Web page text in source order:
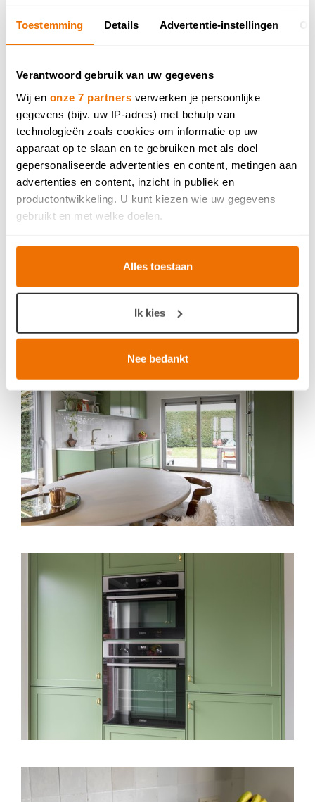
Toestemming Details Advertentie-instellingen
Verantwoord gebruik van uw gegevens
Wij en onze 7 partners verwerken je persoonlijke
gegevens (bijv. uw IP-adres) met behulp van
technologieën zoals cookies om informatie op uw
apparaat op te slaan en te gebruiken met als doel
gepersonaliseerde advertenties en content, metingen aan
advertenties en content, inzicht in publiek en
productontwikkeling. U kunt kiezen wie uw gegevens
gebruikt en met welke doelen.
Als u het toestaat, willen we ook graag:
Informatie verzamelen over uw geografische locatie,
die tot een paar meter nauwkeurig kan zijn
op specifieke eigenschappen (fingerprinting)
Lees meer over hoe uw persoonlijke gegevens worden
verwerkt en stel uw voorkeuren in het
intrekken in de Cookieverklaring.
Breng uw cookies, net als een keukenproject, op smaak
voor een ervaring op maat. Door de cookies te
accepteren, geniet u van een vloeiende ervaring. Ze
zorgen voor eenfunctionele
website, bieden inzichten
om teanalyseren
wat beter kan en helpen ons om u
eengepersonaliseerde
ervaring te bieden zoals
aangegeven in hetcookiebeleid.
Alles toestaan
Ik kies
Nee bedankt